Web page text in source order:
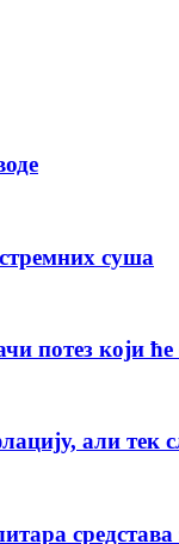
суша
потез који ће
али тек